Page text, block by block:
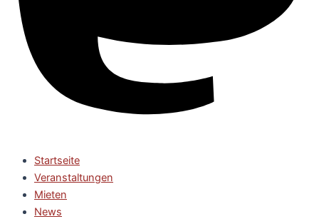
Startseite
Veranstaltungen
Mieten
News